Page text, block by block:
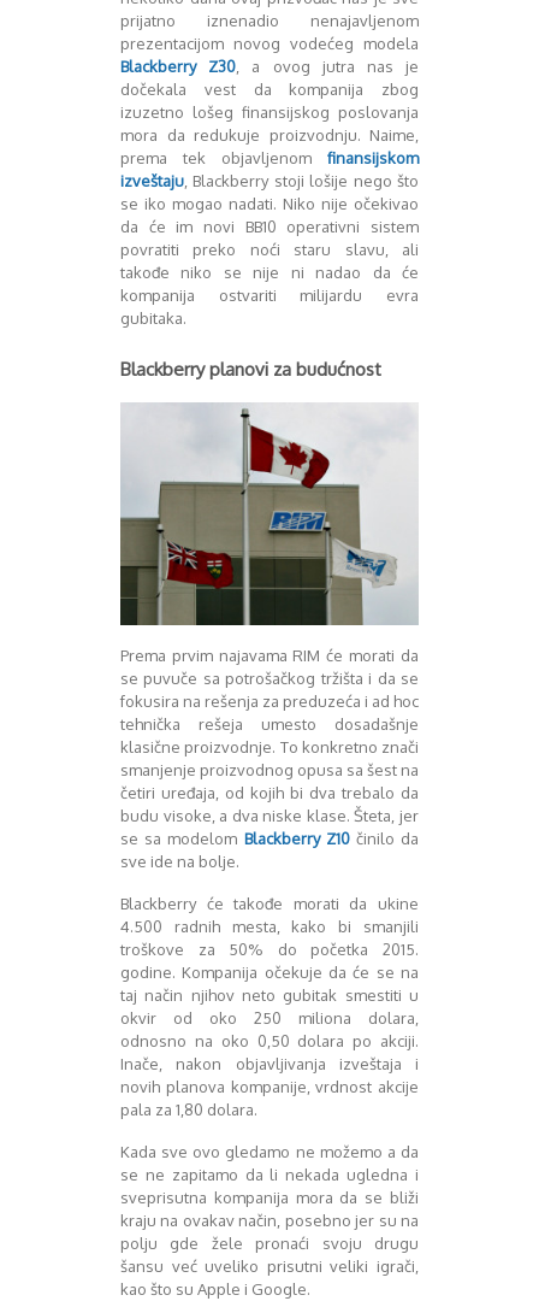
Sony
Testovi modela
Upoređivanje modela
Windows Phone
Zanimljivosti
Mart 2013
April 2013
Maj 2013
Juni 2013
Juli 2013
August 2013
Septembar 2013
Oktobar 2013
Novembar 2013
Decembar 2013
Januar 2014
Februar 2014
Maj 2014
Juni 2014
Decembar 2014
Januar 2015
April 2015
Maj 2015
Juni 2015
Juli 2015
August 2015
Septembar 2015
Oktobar 2015
Januar 2016
Februar 2016
Mart 2016
April 2016
Maj 2016
Juni 2016
Juli 2016
August 2016
Oktobar 2016
Novembar 2016
Decembar 2016
Januar 2017
Februar 2017
Mart 2017
prijatno iznenadio nenajavljenom
prezentacijom novog vodećeg modela
Blackberry Z30, a ovog jutra nas je
dočekala vest da kompanija zbog
izuzetno lošeg finansijskog poslovanja
mora da redukuje proizvodnju. Naime,
prema tek objavljenom finansijskom
izveštaju, Blackberry stoji lošije nego što
se iko mogao nadati. Niko nije očekivao
da će im novi BB10 operativni sistem
povratiti preko noći staru slavu, ali
takođe niko se nije ni nadao da će
kompanija ostvariti milijardu evra
gubitaka.
Blackberry planovi za budućnost
Prema prvim najavama RIM će morati da
se puvuče sa potrošačkog tržišta i da se
fokusira na rešenja za preduzeća i ad hoc
tehnička rešeja umesto dosadašnje
klasične proizvodnje. To konkretno znači
smanjenje proizvodnog opusa sa šest na
četiri uređaja, od kojih bi dva trebalo da
budu visoke, a dva niske klase. Šteta, jer
se sa modelom Blackberry Z10činilo da
sve ide na bolje.
Blackberry će takođe morati da ukine
4.500 radnih mesta, kako bi smanjili
troškove za 50% do početka 2015.
godine. Kompanija očekuje da će se na
taj način njihov neto gubitak smestiti u
okvir od oko 250 miliona dolara,
odnosno na oko 0,50 dolara po akciji.
Inače, nakon objavljivanja izveštaja i
novih planova kompanije, vrdnost akcije
pala za 1,80 dolara.
Kada sve ovo gledamo ne možemo a da
se ne zapitamo da li nekada ugledna i
sveprisutna kompanija mora da se bliži
kraju na ovakav način, posebno jer su na
polju gde žele pronaći svoju drugu
šansu već uveliko prisutni veliki igrači,
kao što su Apple i Google.